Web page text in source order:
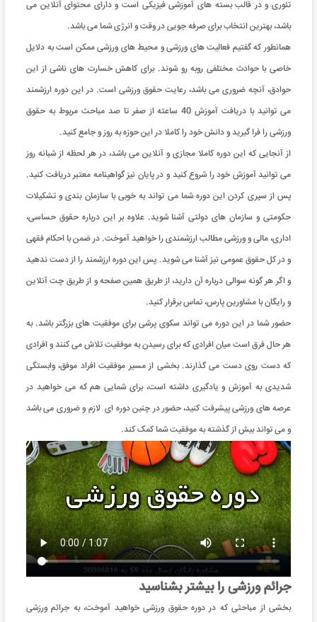
تئوری و در قالب بسته های آموزشی فیزیکی است و دارای محتوای آنلاین می
باشد، بهترین انتخاب برای صرفه جویی در وقت و انرژی شما می باشد.
همانطور که گفتیم فعالیت های ورزشی و محیط های ورزشی ممکن است به دلایل
خاصی با حوادث مختلفی روبه رو شوند. برای کاهش خسارت های ناشی از این
حوادق، آنچه ضروری می باشد، رعایت حقوق ورزشی است. در این دوره ارزشمند
می توانید با دریافت آموزش 40 ساعته از صفر تا صد مباحث مربوط به حقوق
ورزشی را فرا گیرید و دانش خود را کاملا در این حوزه به روز و جامع کنید.
از آنجایی که این دوره کاملا مجازی و آنلاین می باشد، در هر لحظه از شبانه روز
می توانید آموزش خود را شروع کنید و در پایان نیز گواهینامه معتبر دریافت کنید.
پس از سپری کردن این دوره شما می تواند به خوبی با سازمان بندی و تشکیلات
حکومتی و سازمان های دولتی آشنا شوید. علاوه بر این درباره حقوق حساسی،
اداری، مالی و ورزشی مطالب ارزشمندی را خواهید آموخت. در ضمن با احکام فقهی
و در کل حقوق عمومی نیز آشنا می شوید. پس این دوره ارزشمند را از دست ندهید
و اگر هر گونه سوالی درباره آن دارید، از طریق همین صفحه و از طریق چت آنلاین
و رایگان با مشاورین پارس، تماس برقرار کنید.
حضور شما در این دوره می تواند سکوی پرشی برای موفقیت های بزرگتر باشد. به
هر حال فرق است میان افرادی که برای رسیدن به موفقیت تلاش می کنند و افرادی
که دست روی دست می گذارند. بخشی از مسیر موفقیت افراد موفق، وابستگی
شدیدی به آموزش و یادگیری داشته است، برای شمایی هم که می خواهید در
عرصه های ورزشی پیشرفت کنید، حضور در چنین دوره ای لازم و ضروری می باشد
و می تواند بیش از گذشته به موفقیت شما کمک کند.
جرائم ورزشی را بیشتر بشناسید
بخشی از مباحثی که در دوره حقوق ورزشی خواهید آموخت، به جرائم ورزشی